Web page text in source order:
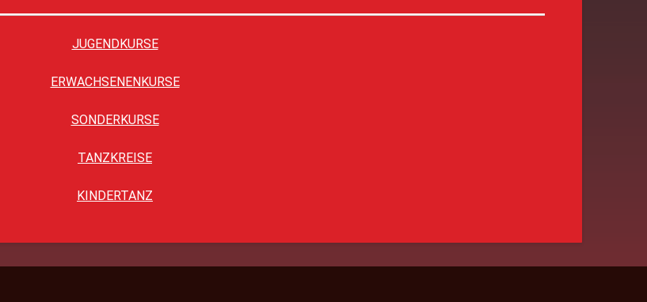
JUGENDKURSE
ERWACHSENENKURSE
SONDERKURSE
TANZKREISE
KINDERTANZ